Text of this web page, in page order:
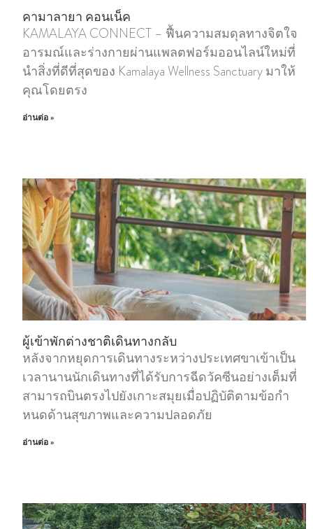
คามาลายา คอนเน็ค
KAMALAYA CONNECT – ฟื้นความสมดุลทางจิตใจ
อารมณ์และร่างกายผ่านแพลตฟอร์มออนไลน์ใหม่ที่
นําสิ่งที่ดีที่สุดของ Kamalaya Wellness Sanctuary มาให้
คุณโดยตรง
อ่านต่อ »
ผู้เข้าพักต่างชาติเดินทางกลับ
หลังจากหยุดการเดินทางระหว่างประเทศขาเข้าเป็น
เวลานานนักเดินทางที่ได้รับการฉีดวัคซีนอย่างเต็มที่
สามารถบินตรงไปยังเกาะสมุยเมื่อปฏิบัติตามข้อกํา
หนดด้านสุขภาพและความปลอดภัย
อ่านต่อ »